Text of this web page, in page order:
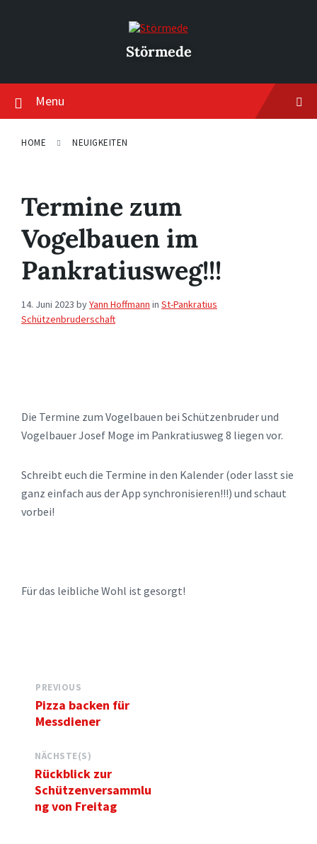
Störmede
Menu
HOME NEUIGKEITEN
Termine zum
Vogelbauen im
Pankratiusweg!!!
14. Juni 2023 byYann Hoffmann in St-Pankratius
Schützenbruderschaft
Die Termine zum Vogelbauen bei Schützenbruder und
Vogelbauer Josef Moge im Pankratiusweg 8 liegen vor.
Schreibt euch die Termine in den Kalender (oder lasst sie
ganz einfach aus der App synchronisieren!!!) und schaut
vorbei!
Für das leibliche Wohl ist gesorgt!
PREVIOUS
Pizza backen für
Messdiener
NÄCHSTE(S)
Rückblick zur
Schützenversammlu
ng von Freitag